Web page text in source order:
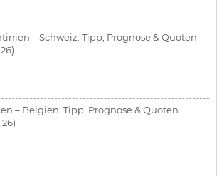
– Schweiz: Tipp, Prognose & Quoten
– Belgien: Tipp, Prognose & Quoten